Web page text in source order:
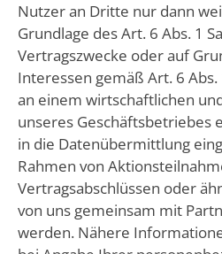
Nutzer an Dritte nur dann
Grundlage des Art. 6 Abs. 1
Vertragszwecke oder auf
Interessen gemäß Art. 6 Abs.
an einem wirtschaftlichen
unseres Geschäftsbetriebes
in die Datenübermittlung
Rahmen von
Vertragsabschlüssen oder
von uns gemeinsam mit
werden. Nähere